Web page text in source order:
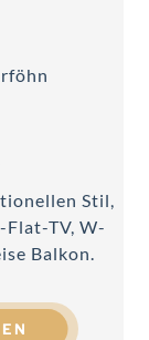
Stil,
Flat-TV, W-
Balkon.